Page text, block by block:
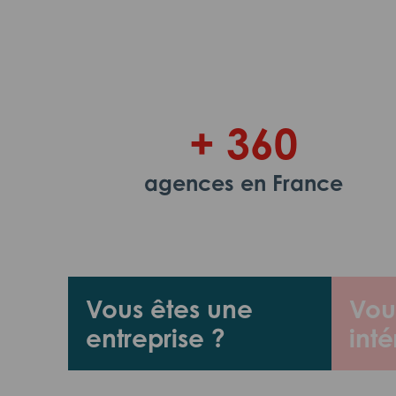
Vous êtes une
entreprise ?
+ 360
agences en France